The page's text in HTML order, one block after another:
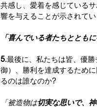
共感し、愛着を感じている
響を与えることが示されて
「喜んでいる者たちととも
5.最後に、私たちは皆、優
御）、勝利を達成するため
るのは誰なのか?
「被造物は切実な思いで、